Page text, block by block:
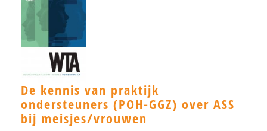
Mia Becker
H.K. Beetsma
Manon Begeer
Sander Begeer
werkgroep behandeling CASS18+
De kennis van praktijk
ondersteuners (POH-GGZ) over ASS
bij meisjes/vrouwen